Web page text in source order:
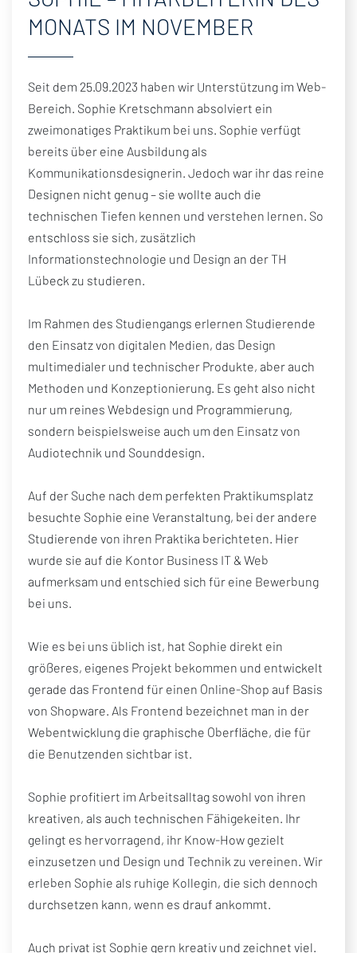
KUNDENSTIMMEN
NACHHALTIGKEIT
FRANCHISE-PARTNER WERDEN
MONATS IM NOVEMBER
Seit dem 25.09.2023 haben wir Unterstützung im Web-
Bereich. Sophie Kretschmann absolviert ein
zweimonatiges Praktikum bei uns. Sophie verfügt
bereits über eine Ausbildung als
Kommunikationsdesignerin. Jedoch war ihr das reine
Designen nicht genug – sie wollte auch die
technischen Tiefen kennen und verstehen lernen. So
entschloss sie sich, zusätzlich
Informationstechnologie und Design an der TH
Lübeck zu studieren.
Im Rahmen des Studiengangs erlernen Studierende
den Einsatz von digitalen Medien, das Design
multimedialer und technischer Produkte, aber auch
Methoden und Konzeptionierung. Es geht also nicht
nur um reines Webdesign und Programmierung,
sondern beispielsweise auch um den Einsatz von
Audiotechnik und Sounddesign.
Auf der Suche nach dem perfekten Praktikumsplatz
besuchte Sophie eine Veranstaltung, bei der andere
Studierende von ihren Praktika berichteten. Hier
wurde sie auf die Kontor Business IT & Web
aufmerksam und entschied sich für eine Bewerbung
bei uns.
Wie es bei uns üblich ist, hat Sophie direkt ein
größeres, eigenes Projekt bekommen und entwickelt
gerade das Frontend für einen Online-Shop auf Basis
von Shopware. Als Frontend bezeichnet man in der
Webentwicklung die graphische Oberfläche, die für
die Benutzenden sichtbar ist.
Sophie profitiert im Arbeitsalltag sowohl von ihren
kreativen, als auch technischen Fähigekeiten. Ihr
gelingt es hervorragend, ihr Know-How gezielt
einzusetzen und Design und Technik zu vereinen. Wir
erleben Sophie als ruhige Kollegin, die sich dennoch
durchsetzen kann, wenn es drauf ankommt.
Auch privat ist Sophie gern kreativ und zeichnet viel.